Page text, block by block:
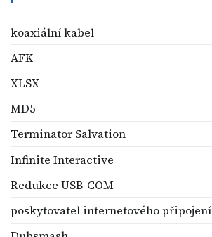
koaxiální kabel
AFK
XLSX
MD5
Terminator Salvation
Infinite Interactive
Redukce USB-COM
poskytovatel internetového připojení